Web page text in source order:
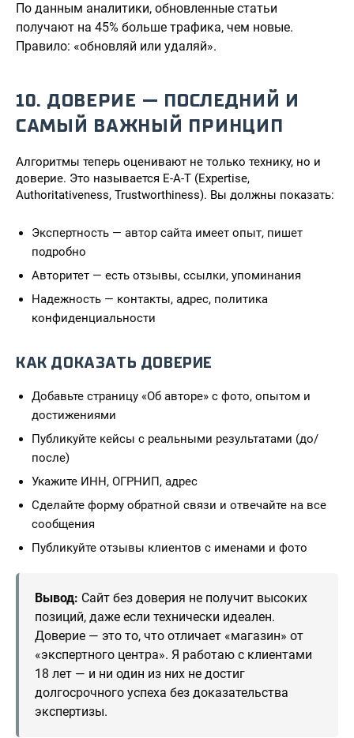
По данным аналитики, обновленные статьи
получают на 45% больше трафика, чем новые.
Правило: «обновляй или удаляй».
10. ДОВЕРИЕ — ПОСЛЕДНИЙ И
САМЫЙ ВАЖНЫЙ ПРИНЦИП
Алгоритмы теперь оценивают не только технику, но и
доверие. Это называется E-A-T (Expertise,
Authoritativeness, Trustworthiness). Вы должны показать:
Экспертность — автор сайта имеет опыт, пишет
подробно
Авторитет — есть отзывы, ссылки, упоминания
Надежность — контакты, адрес, политика
конфиденциальности
КАК ДОКАЗАТЬ ДОВЕРИЕ
Добавьте страницу «Об авторе» с фото, опытом и
достижениями
Публикуйте кейсы с реальными результатами (до/
после)
Укажите ИНН, ОГРНИП, адрес
Сделайте форму обратной связи и отвечайте на все
сообщения
Публикуйте отзывы клиентов с именами и фото
Вывод: Сайт без доверия не получит высоких
позиций, даже если технически идеален.
Доверие — это то, что отличает «магазин» от
«экспертного центра». Я работаю с клиентами
18 лет — и ни один из них не достиг
долгосрочного успеха без доказательства
экспертизы.